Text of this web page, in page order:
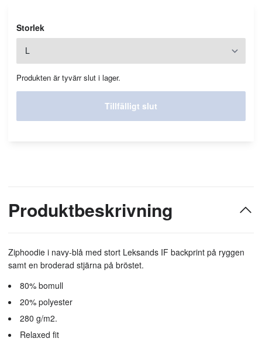
Storlek
Produkten är tyvärr slut i lager.
Tillfälligt slut
Produktbeskrivning
Ziphoodie i navy-blå med stort Leksands IF backprint på ryggen
samt en broderad stjärna på bröstet.
80% bomull
20% polyester
280 g/m2.
Relaxed fit